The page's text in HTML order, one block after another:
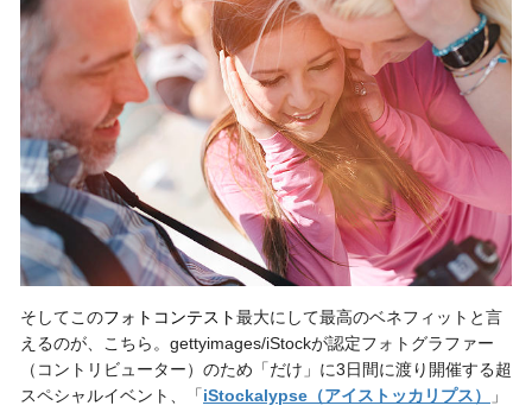
そしてこのフォトコンテスト最大にして最高のベネフィットと言
えるのが、こちら。gettyimages/iStockが認定フォトグラファー
（コントリビューター）のため「だけ」に3日間に渡り開催する超
スペシャルイベント、「iStockalypse（アイストッカリプス）
」